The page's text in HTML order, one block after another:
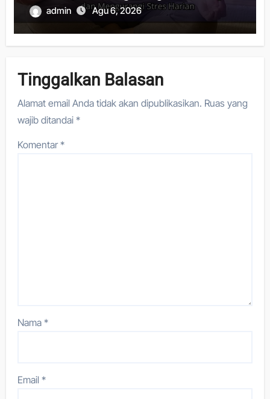
admin Agu 6, 2026
Tinggalkan Balasan
Alamat email Anda tidak akan dipublikasikan. Ruas yang
wajib ditandai*
Komentar*
Nama*
Email*